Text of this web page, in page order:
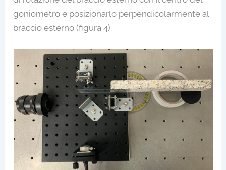
goniometro e posizionarlo perpendicolarmente al
braccio esterno (figura 4).